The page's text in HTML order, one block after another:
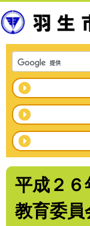
平成２６
教育委員